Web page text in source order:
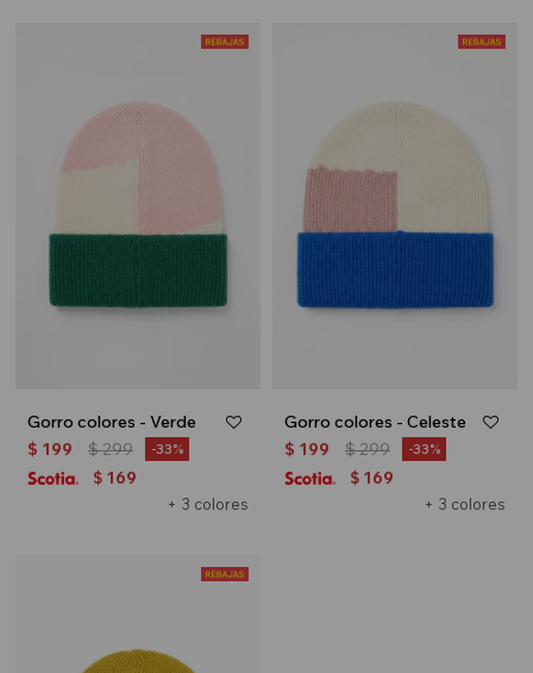
Gorro colores - Verde
+ 3 colores
$ 199 $299 33
$ 169
Gorro colores - Celeste
+ 3 colores
$ 199 $299 33
$ 169